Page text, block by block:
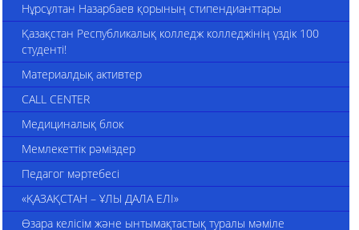
Нұрсұлтан Назарбаев қорының стипендианттары
Қазақстан Республикалық колледж колледжінің үздік 100
студенті!
Материалдық активтер
CALL CENTER
Медициналық блок
Мемлекеттік рәміздер
Педагог мәртебесі
«ҚАЗАҚСТАН – ҰЛЫ ДАЛА ЕЛІ»
Өзара келісім және ынтымақтастық туралы мәміле